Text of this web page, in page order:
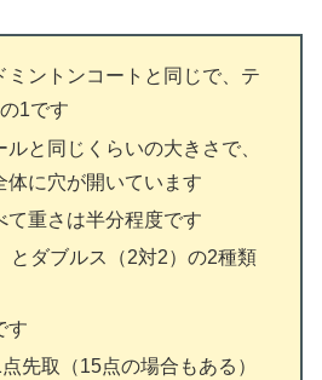
ミントンコートと同じで、テ
1です
と同じくらいの大きさで、
体に穴が開いています
て重さは半分程度です
とダブルス（2対2）の2種類
す
先取（15点の場合もある）